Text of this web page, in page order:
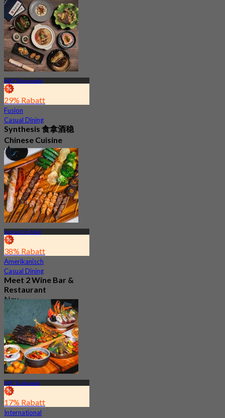
MRT Promenade
29% Rabatt
Fusion
Casual Dining
Synthesis 食拿酒稳
Chinese Cuisine
4.8
350 Gebucht
AusS$ 45.56
Suntec City Mall
38% Rabatt
Amerikanisch
Casual Dining
Meet 2 Wine Bar &
Restaurant
Neu
4.7
AusS$ 46.33
MRT Esplanade
17% Rabatt
International